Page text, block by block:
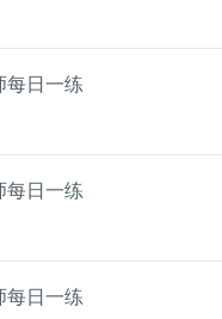
每日一练
每日一练
每日一练